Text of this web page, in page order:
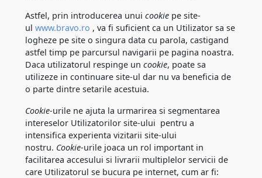
Astfel, prin introducerea unui cookiepe site-
ul www.bravo.ro , va fi suficient ca un Utilizator sa se
logheze pe site o singura data cu parola, castigand
astfel timp pe parcursul navigarii pe pagina noastra.
Daca utilizatorul respinge un cookie, poate sa
utilizeze in continuare site-ul dar nu va beneficia de
o parte dintre setarile acestuia.
Cookie-urile ne ajuta la urmarirea si segmentarea
intereselor Utilizatorilor site-ului pentru a
intensifica experienta vizitarii site-ului
nostru. Cookie-urile joaca un rol important in
facilitarea accesului si livrarii multiplelor servicii de
care Utilizatorul se bucura pe internet, cum ar fi: